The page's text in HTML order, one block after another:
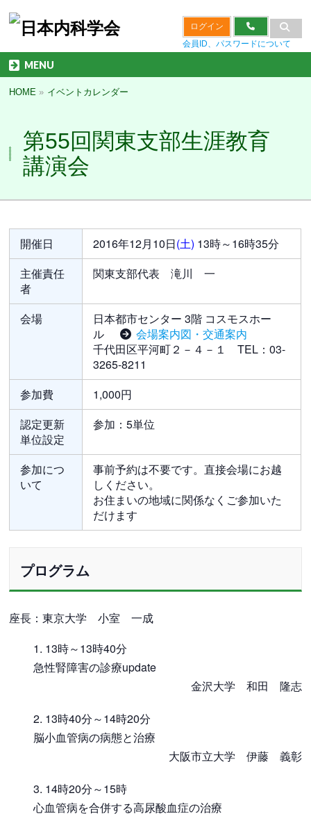
ログイン
会員ID、パスワードについて
MENU
HOME » イベントカレンダー
第55回関東支部生涯教育
講演会
開催日 2016年12月10日(土) 13時～16時35分
主催責任
者
関東支部代表 滝川 一
会場
日本都市センター 3階 コスモスホー
ル
会場案内図・交通案内
千代田区平河町２－４－１ TEL：03-
3265-8211
参加費
1,000円
認定更新
単位設定
参加：5単位
参加につ
いて
事前予約は不要です。直接会場にお越
しください。
お住まいの地域に関係なくご参加いた
だけます
プログラム
座長：東京大学 小室 一成
13時～13時40分
急性腎障害の診療update
金沢大学 和田 隆志
13時40分～14時20分
脳小血管病の病態と治療
大阪市立大学 伊藤 義彰
14時20分～15時
心血管病を合併する高尿酸血症の治療